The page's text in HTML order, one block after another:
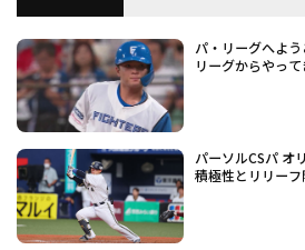
パ・リーグへよ
リーグからやっ
パーソルCSパ オ
積極性とリリー